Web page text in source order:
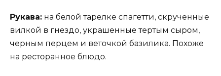
Рукава: на белой тарелке спагетти, скрученные
вилкой в ​​гнездо, украшенные тертым сыром,
черным перцем и веточкой базилика. Похоже
на ресторанное блюдо.